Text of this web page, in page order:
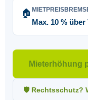
🏠
Max. 10 %
Mieterhöhung
🛡️ Rechtsschutz?